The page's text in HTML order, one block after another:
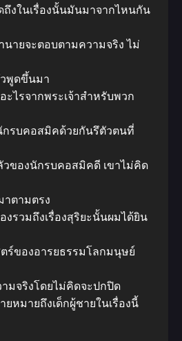
ถึงในเรื่องนั้นมันมาจากไหนกัน
ายจะตอบตามความจริง ไม่
วพูดขึ้นมา
ไรจากพระเจ้าสำหรับพวก
กรบคอสมิคด้วยกันรึตัวตนที่
วของนักรบคอสมิคดี เขาไม่คิด
าตามตรง
งรวมถึงเรื่องสุริยะนั้นผมได้ยิน
ร์ของอารยธรรมโลกมนุษย์
มจริงโดยไม่คิดจะปกปิด
ยหมายถึงเด็กผู้ชายในเรื่องนี้